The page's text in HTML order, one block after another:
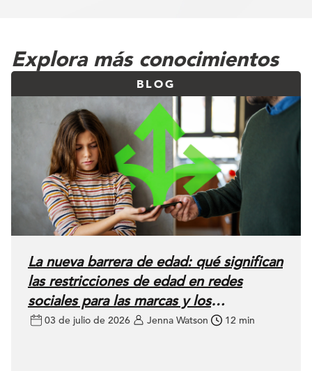
Explora más conocimientos
BLOG
La nueva barrera de edad: qué significan
las restricciones de edad en redes
sociales para las marcas y los
anunciantes
03 de julio de 2026 Jenna Watson 12 min